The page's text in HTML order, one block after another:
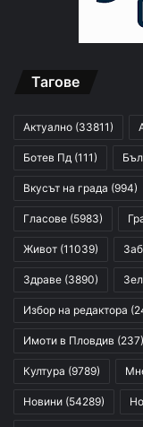
Тагове
Актуално (33811)
Ботев Пд (111)
Вкусът на града (994)
Гласове (5983)
Живот (11039)
Здраве (3890)
Избор на редактора
Имоти в Пловдив (237)
Култура (9789)
Новини (54289)